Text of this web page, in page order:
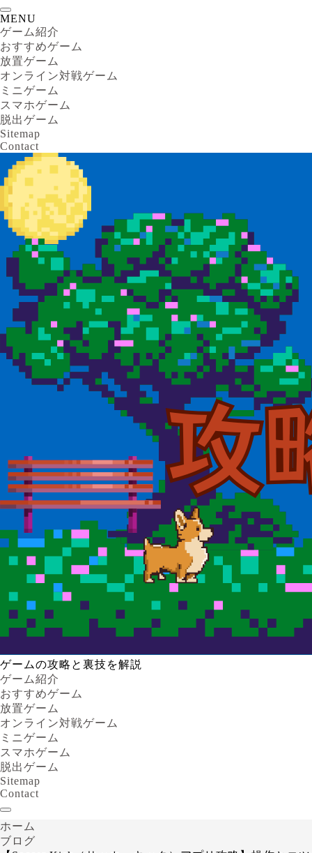
MENU
ゲーム紹介
おすすめゲーム
放置ゲーム
オンライン対戦ゲーム
ミニゲーム
スマホゲーム
脱出ゲーム
Sitemap
Contact
ゲームの攻略と裏技を解説
ゲーム紹介
おすすめゲーム
放置ゲーム
オンライン対戦ゲーム
ミニゲーム
スマホゲーム
脱出ゲーム
Sitemap
Contact
ホーム
ブログ